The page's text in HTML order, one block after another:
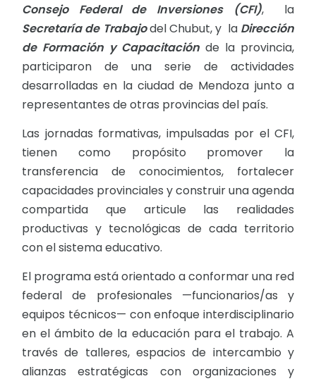
Consejo Federal de Inversiones (CFI), la
Secretaría de Trabajodel Chubut, y la Dirección
de Formación y Capacitaciónde la provincia,
participaron de una serie de actividades
desarrolladas en la ciudad de Mendoza junto a
representantes de otras provincias del país.
Las jornadas formativas, impulsadas por el CFI,
tienen como propósito promover la
transferencia de conocimientos, fortalecer
capacidades provinciales y construir una agenda
compartida que articule las realidades
productivas y tecnológicas de cada territorio
con el sistema educativo.
El programa está orientado a conformar una red
federal de profesionales —funcionarios/as y
equipos técnicos— con enfoque interdisciplinario
en el ámbito de la educación para el trabajo. A
través de talleres, espacios de intercambio y
alianzas estratégicas con organizaciones y